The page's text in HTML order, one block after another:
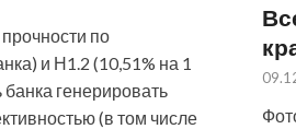
по
и Н1.2 (10,51% на 1
генерировать
(в том числе